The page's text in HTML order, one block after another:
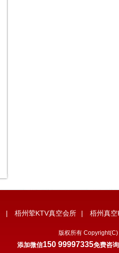
| 梧州荤KTV真空会所 | 梧州真
版权所有
添加微信150 99997335免费咨